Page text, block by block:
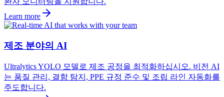
Learn more
제조 분야의 AI
Ultralytics YOLO 모델로 제조 공정을 최적화하십시오. 비전 AI
는 품질 관리, 결함 탐지, PPE 규정 준수 및 조립 라인 자동화를
주도합니다.